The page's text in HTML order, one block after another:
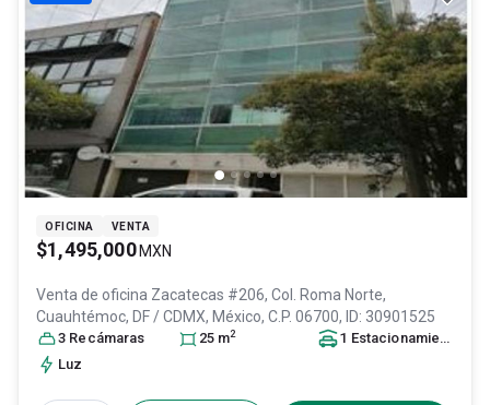
OFICINA VENTA
$1,495,000 MXN
Venta de oficina Zacatecas #206, Col. Roma Norte,
Cuauhtémoc, DF / CDMX, México, C.P. 06700, ID: 30901525
3 Recámaras 25 m2 1 Estacionamiento
Luz